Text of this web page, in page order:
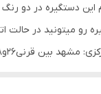
این دستگیره در دو
رو میتونید در حالت